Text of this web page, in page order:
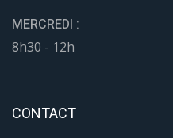
MERCREDI :
8h30 - 12h
CONTACT